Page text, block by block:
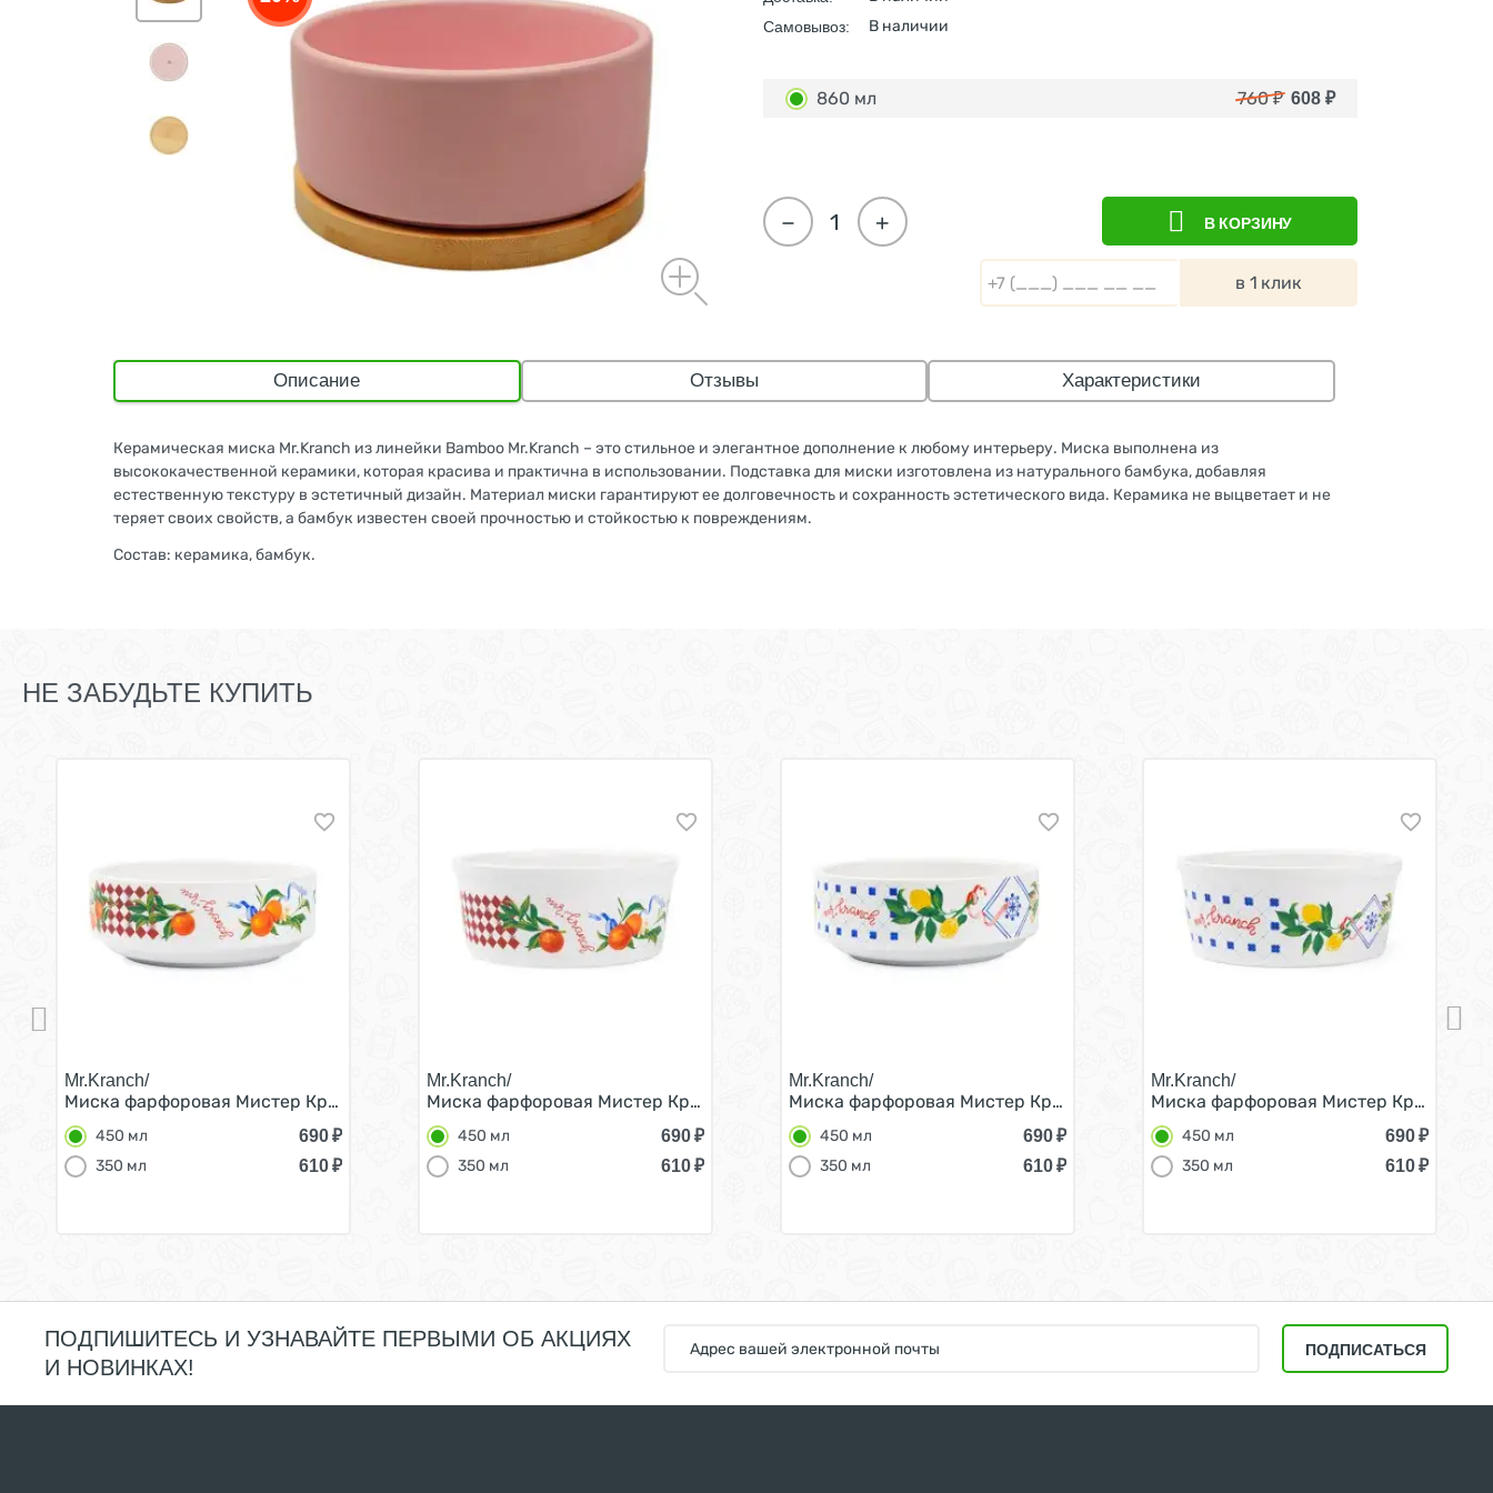
Самовывоз: В наличии
860 мл 760₽ 608 ₽
+
− В КОРЗИНУ
в 1 клик
Описание Отзывы Характеристики
Керамическая миска Mr.Kranch из линейки Bamboo Mr.Kranch – это стильное и элегантное дополнение к любому интерьеру. Миска выполнена из
высококачественной керамики, которая красива и практична в использовании. Подставка для миски изготовлена из натурального бамбука, добавляя
естественную текстуру в эстетичный дизайн. Материал миски гарантируют ее долговечность и сохранность эстетического вида. Керамика не выцветает и не
теряет своих свойств, а бамбук известен своей прочностью и стойкостью к повреждениям.
Состав: керамика, бамбук.
НЕ ЗАБУДЬТЕ КУПИТЬ
Mr.Kranch/
Миска фарфоровая Мистер Кранч для собак и кошек Апельсины Белая 450 мл
450 мл 690₽
350 мл
610₽
Mr.Kranch/
Миска фарфоровая Мистер Кранч для собак и кошек Апельсины Белая 450 мл
450 мл 690₽
350 мл
610₽
Mr.Kranch/
Миска фарфоровая Мистер Кранч для собак и кошек Лимоны Белая 450 мл
450 мл 690₽
350 мл
610₽
Mr.Kranch/
Миска фарфоровая Мистер Кранч для
450 мл 690₽
350 мл
610₽
ПОДПИШИТЕСЬ И УЗНАВАЙТЕ ПЕРВЫМИ ОБ АКЦИЯХ
И НОВИНКАХ!
ПОДПИСАТЬСЯ